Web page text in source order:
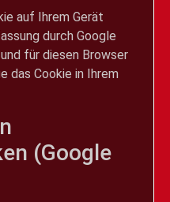
auf Ihrem Gerät
durch Google
für diesen Browser
das Cookie in Ihrem
(Google